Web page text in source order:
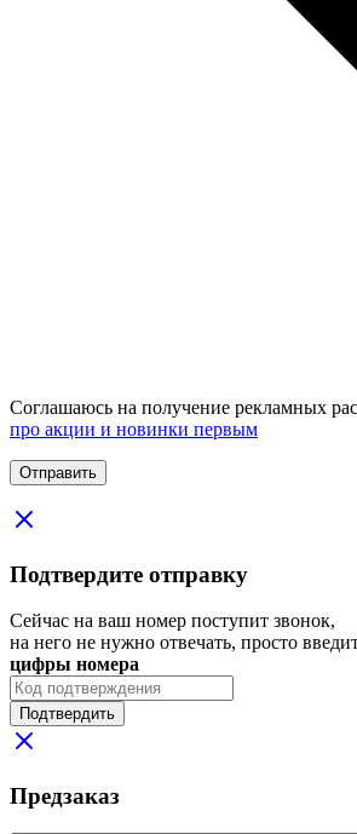
Соглашаюсь на получение рекламных
про акции и новинки первым
Подтвердите отправку
Сейчас на ваш номер поступит звонок,
на него не нужно отвечать, просто
цифры номера
Подтвердить
Предзаказ